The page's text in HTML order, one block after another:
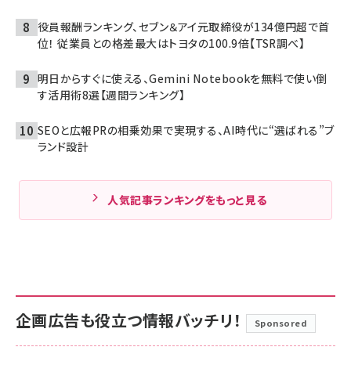
役員報酬ランキング、セブン＆アイ元取締役が134億円超で首
位！ 従業員との格差最大はトヨタの100.9倍【TSR調べ】
明日からすぐに使える、Gemini Notebookを無料で使い倒
す活用術8選【週間ランキング】
SEOと広報PRの相乗効果で実現する、AI時代に“選ばれる”ブ
ランド設計
人気記事ランキングをもっと見る
企画広告も役立つ情報バッチリ！ Sponsored